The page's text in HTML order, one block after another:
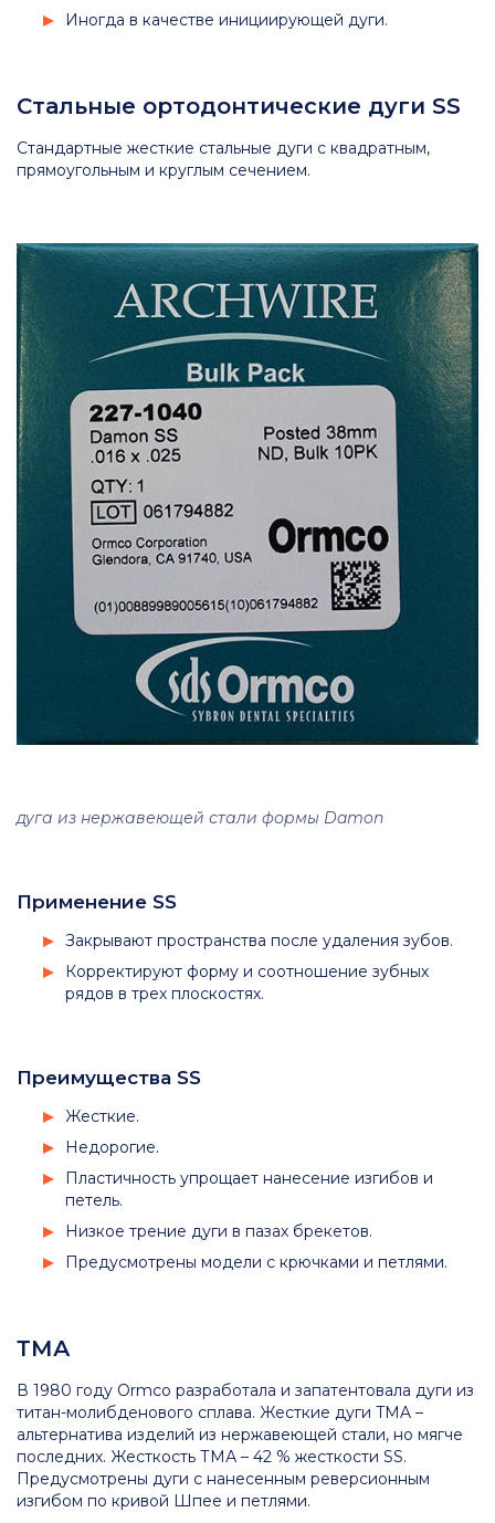
Иногда в качестве инициирующей дуги.
Стальные ортодонтические дуги SS
Стандартные жесткие стальные дуги с квадратным,
прямоугольным и круглым сечением.
дуга из нержавеющей стали формы Damon
Применение SS
Закрывают пространства после удаления зубов.
Корректируют форму и соотношение зубных
рядов в трех плоскостях.
Преимущества SS
Жесткие.
Недорогие.
Пластичность упрощает нанесение изгибов и
петель.
Низкое трение дуги в пазах брекетов.
Предусмотрены модели с крючками и петлями.
ТМА
В 1980 году Ormco разработала и запатентовала дуги из
титан-молибденового сплава. Жесткие дуги TMA –
альтернатива изделий из нержавеющей стали, но мягче
последних. Жесткость ТМА – 42 % жесткости SS.
Предусмотрены дуги с нанесенным реверсионным
изгибом по кривой Шпее и петлями.